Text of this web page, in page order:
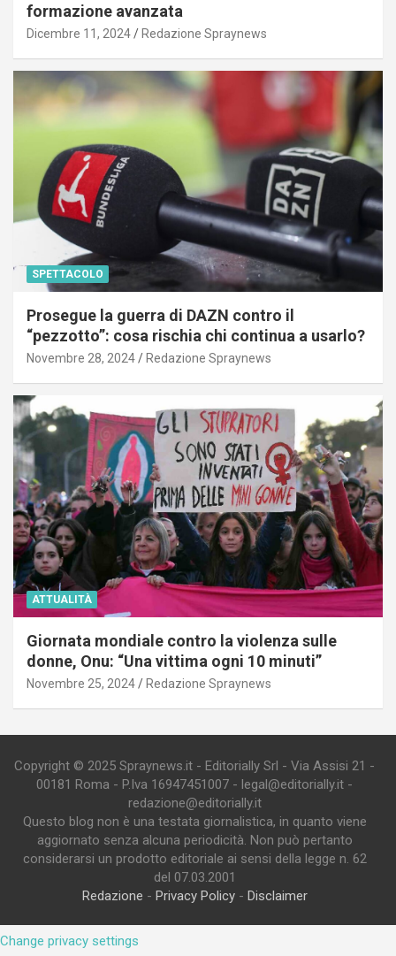
formazione avanzata
Dicembre 11, 2024 Redazione Spraynews
SPETTACOLO
Prosegue la guerra di DAZN contro il
“pezzotto”: cosa rischia chi continua a usarlo?
Novembre 28, 2024 Redazione Spraynews
ATTUALITÀ
Giornata mondiale contro la violenza sulle
donne, Onu: “Una vittima ogni 10 minuti”
Novembre 25, 2024 Redazione Spraynews
Copyright © 2025 Spraynews.it - Editorially Srl - Via Assisi 21 -
00181 Roma - P.Iva 16947451007 - legal@editorially.it -
redazione@editorially.it
Questo blog non è una testata giornalistica, in quanto viene
aggiornato senza alcuna periodicità. Non può pertanto
considerarsi un prodotto editoriale ai sensi della legge n. 62
del 07.03.2001
Redazione - Privacy Policy- Disclaimer
Change privacy settings